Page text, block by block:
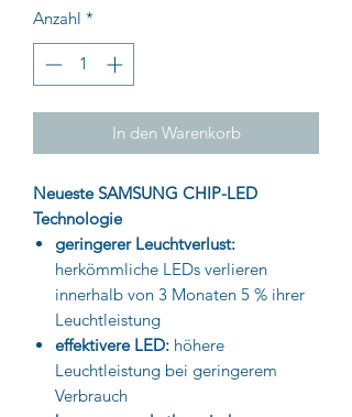
Anzahl *
In den Warenkorb
Neueste SAMSUNG CHIP-LED
Technologie
geringerer Leuchtverlust:
herkömmliche LEDs verlieren
innerhalb von 3 Monaten 5 % ihrer
Leuchtleistung
effektivere LED: höhere
Leuchtleistung bei geringerem
Verbrauch